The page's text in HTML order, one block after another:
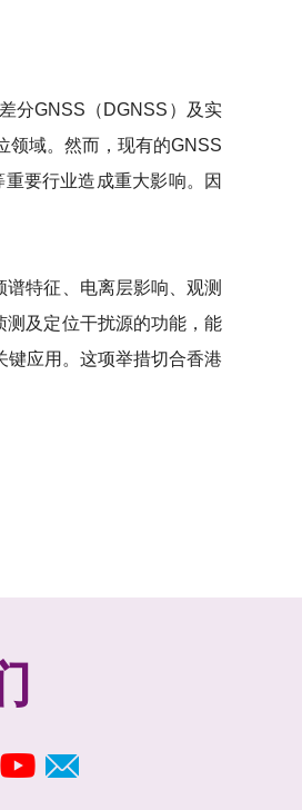
分GNSS（DGNSS）及实
领域。然而，现有的GNSS
要行业造成重大影响。因
特征、电离层影响、观测
及定位干扰源的功能，能
应用。这项举措切合香港